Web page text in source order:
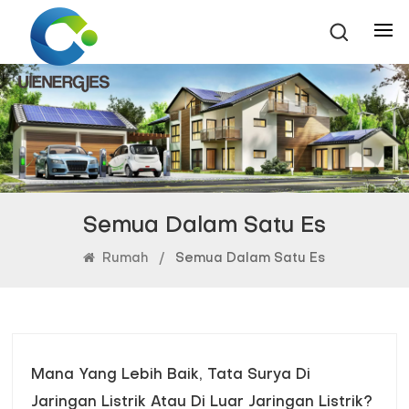
Semua Dalam Satu Es
Rumah / Semua Dalam Satu Es
Mana Yang Lebih Baik, Tata Surya Di
Jaringan Listrik Atau Di Luar Jaringan Listrik?